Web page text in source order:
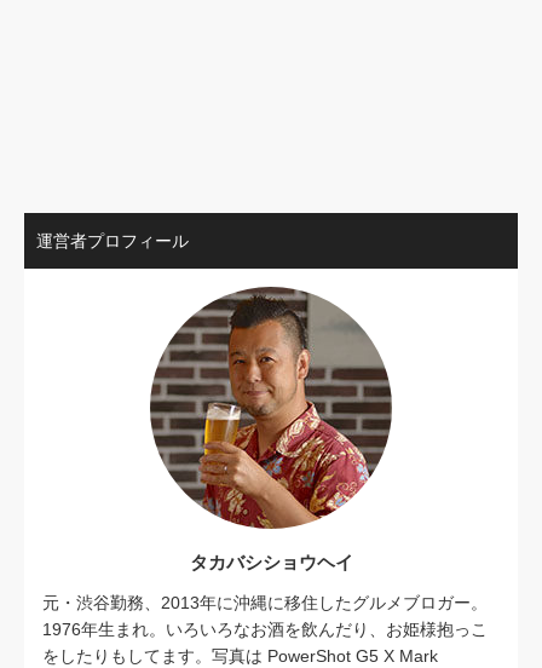
運営者プロフィール
タカバシショウヘイ
元・渋谷勤務、2013年に沖縄に移住したグルメブロガー。
1976年生まれ。いろいろなお酒を飲んだり、お姫様抱っこ
をしたりもしてます。写真は PowerShot G5 X Mark